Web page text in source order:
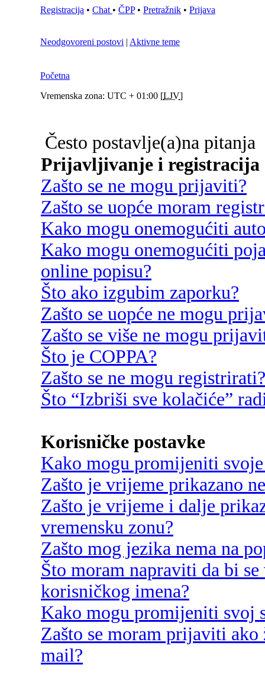
Registracija • Chat • ČPP• Pretražnik • Prijava
Neodgovoreni postovi | Aktivne teme
Početna
Vremenska zona: UTC + 01:00 [LJV]
Često postavlje(a)na pitanja
Prijavljivanje i registracija
Zašto se ne mogu prijaviti?
Zašto se uopće moram
Kako mogu onemogućiti
Kako mogu onemogućiti
online popisu?
Što ako izgubim zaporku?
Zašto se uopće ne mogu
Zašto se više ne mogu
Što je COPPA?
Zašto se ne mogu registrirati?
Što “Izbriši sve kolačiće”
Korisničke postavke
Kako mogu promijeniti svoje
Zašto je vrijeme prikazano
Zašto je vrijeme i dalje
vremensku zonu?
Zašto mog jezika nema na
Što moram napraviti da bi
korisničkog imena?
Kako mogu promijeniti svoj
Zašto se moram prijaviti
mail?